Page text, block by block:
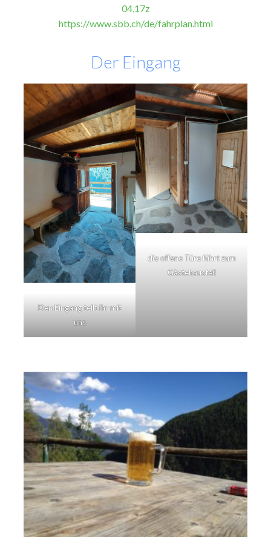
04,17z
https://www.sbb.ch/de/fahrplan.html
Der Eingang
Den Eingang teilt ihr mit
uns
die offene Türe führt zum
Gästehausteil